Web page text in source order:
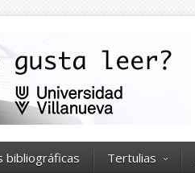
bibliográficas Tertulias